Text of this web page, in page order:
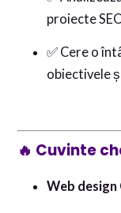
proiecte
✅ Cere o
obiectivele
🔥 Cuvinte
Web design